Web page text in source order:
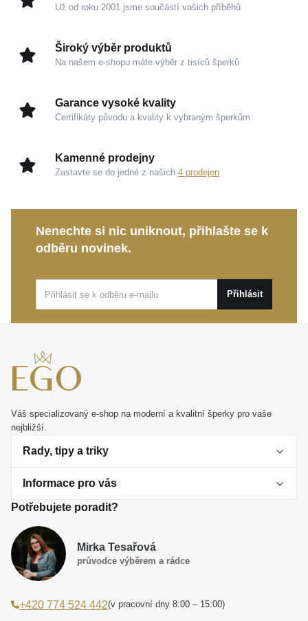
Už od roku 2001 jsme součástí vašich příběhů
Široký výběr produktů
Na našem e-shopu máte výběr z tisíců šperků
Garance vysoké kvality
Certifikáty původu a kvality k vybraným šperkům
Kamenné prodejny
Zastavte se do jedné z našich 4 prodejen
Nenechte si nic uniknout, přihlašte se k
odběru novinek.
Přihlásit
Váš specializovaný e-shop na moderní a kvalitní šperky pro vaše
nejbližší.
Rady, tipy a triky
O perlách
Jak vybrat perlový šperk
Dárková inspirace
Smaltované a korálkové šperky jako trend
Laboratorní diamanty jsou budoucnost
Informace pro vás
Obchodní podmínky
Reklamační řád
Poučení o právu na odstoupení od smlouvy
Potřebujete poradit?
Mirka Tesařová
průvodce výběrem a rádce
+420 774 524 442(v pracovní dny 8:00 – 15:00)